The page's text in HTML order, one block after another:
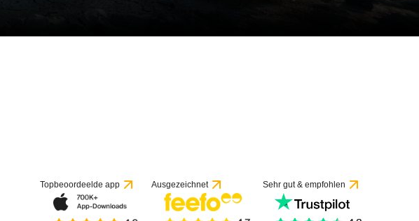
Topbeoordeelde app Ausgezeichnet Sehr gut & empfohlen